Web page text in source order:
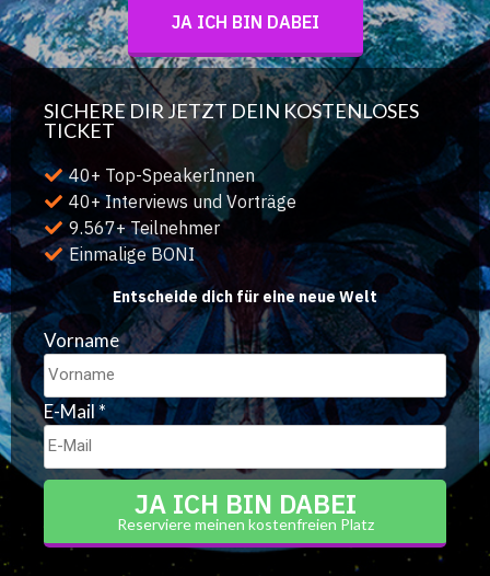
JA ICH BIN DABEI
SICHERE DIR JETZT DEIN KOSTENLOSES
TICKET
40+ Top-SpeakerInnen
40+ Interviews und Vorträge
9.567+ Teilnehmer
Einmalige BONI
Entscheide dich für eine neue Welt
Vorname
E-Mail*
JA ICH BIN DABEI
Reserviere meinen kostenfreien Platz